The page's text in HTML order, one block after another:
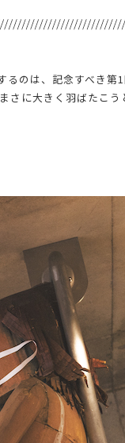
のは、記念すべき第
さに大きく羽ばたこう